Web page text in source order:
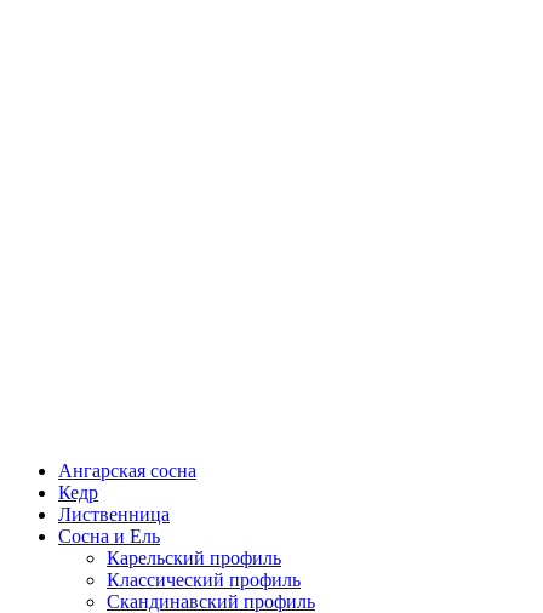
Ангарская сосна
Кедр
Лиственница
Сосна и Ель
Карельский профиль
Классический профиль
Скандинавский профиль